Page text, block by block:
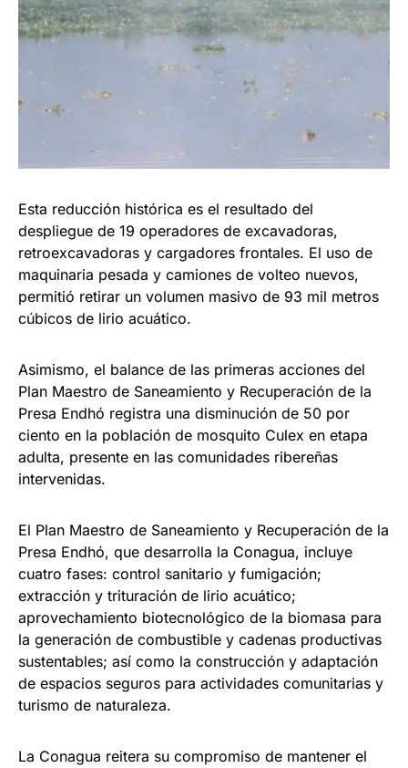
Esta reducción histórica es el resultado del
despliegue de 19 operadores de excavadoras,
retroexcavadoras y cargadores frontales. El uso de
maquinaria pesada y camiones de volteo nuevos,
permitió retirar un volumen masivo de 93 mil metros
cúbicos de lirio acuático.
Asimismo, el balance de las primeras acciones del
Plan Maestro de Saneamiento y Recuperación de la
Presa Endhó registra una disminución de 50 por
ciento en la población de mosquito Culex en etapa
adulta, presente en las comunidades ribereñas
intervenidas.
El Plan Maestro de Saneamiento y Recuperación de la
Presa Endhó, que desarrolla la Conagua, incluye
cuatro fases: control sanitario y fumigación;
extracción y trituración de lirio acuático;
aprovechamiento biotecnológico de la biomasa para
la generación de combustible y cadenas productivas
sustentables; así como la construcción y adaptación
de espacios seguros para actividades comunitarias y
turismo de naturaleza.
La Conagua reitera su compromiso de mantener el